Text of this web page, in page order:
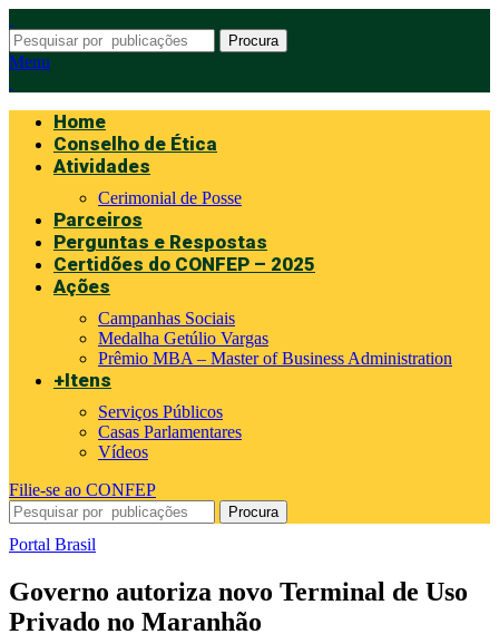
Procura
Menu
Home
Conselho de Ética
Atividades
Cerimonial de Posse
Parceiros
Perguntas e Respostas
Certidões do CONFEP – 2025
Ações
Campanhas Sociais
Medalha Getúlio Vargas
Prêmio MBA – Master of Business Administration
+Itens
Serviços Públicos
Casas Parlamentares
Vídeos
Filie-se ao CONFEP
Procura
Portal Brasil
Governo autoriza novo Terminal de Uso
Privado no Maranhão